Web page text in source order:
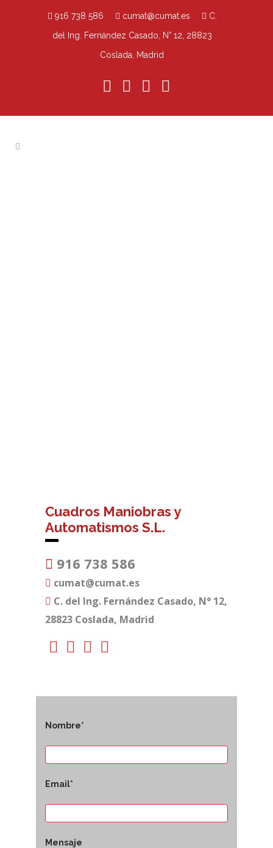
916 738 586 cumat@cumat.es
C.
del Ing. Fernández Casado, N° 12, 28823
Coslada, Madrid
Cuadros Maniobras y
Automatismos S.L.
916 738 586
cumat@cumat.es
C. del Ing. Fernández Casado, N° 12,
28823 Coslada, Madrid
Nombre*
Email*
Mensaje